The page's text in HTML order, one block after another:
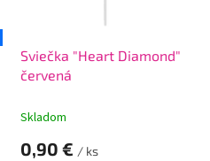
Sviečka "Heart Diamond"
červená
Skladom
0,90 € / ks